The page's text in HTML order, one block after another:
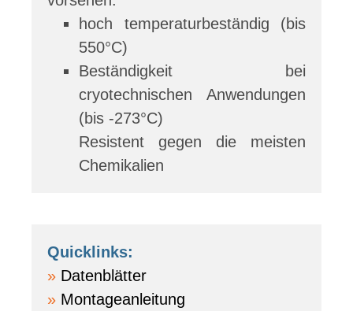
hoch temperaturbeständig (bis
550°C)
Beständigkeit bei
cryotechnischen Anwendungen
(bis -273°C)
Resistent gegen die meisten
Chemikalien
Quicklinks:
Datenblätter
Montageanleitung